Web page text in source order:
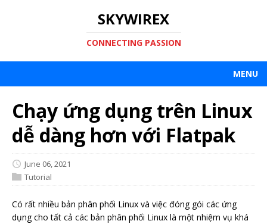
SKYWIREX
CONNECTING PASSION
MENU
Chạy ứng dụng trên Linux
dễ dàng hơn với Flatpak
June 06, 2021
Tutorial
Có rất nhiều bản phân phối Linux và việc đóng gói các ứng
dụng cho tất cả các bản phân phối Linux là một nhiệm vụ khá